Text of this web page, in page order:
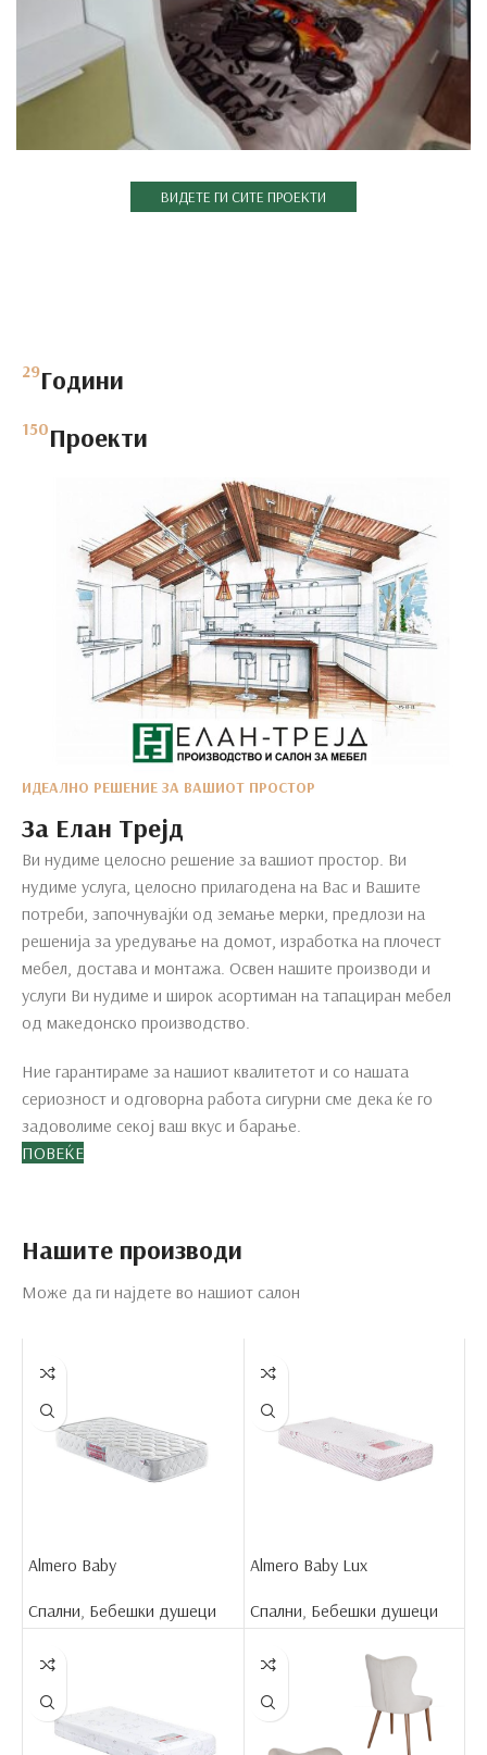
Детска соба
ВИДЕТЕ ГИ СИТЕ ПРОЕКТИ
29Години
150Проекти
ИДЕАЛНО РЕШЕНИЕ ЗА ВАШИОТ ПРОСТОР
За Елан Трејд
Ви нудиме целосно решение за вашиот простор. Ви
нудиме услуга, целосно прилагодена на Вас и Вашите
потреби, започнувајќи од земање мерки, предлози на
решенија за уредување на домот, изработка на плочест
мебел, достава и монтажа. Освен нашите производи и
услуги Ви нудиме и широк асортиман на тапациран мебел
од македонско производство.
Ние гарантираме за нашиот квалитетот и со нашата
сериозност и одговорна работа сигурни сме дека ќе го
задоволиме секој ваш вкус и барање.
ПОВЕЌЕ
Нашите производи
Може да ги најдете во нашиот салон
Almero Baby
Спални, Бебешки душеци
Almero Baby Lux
Спални, Бебешки душеци